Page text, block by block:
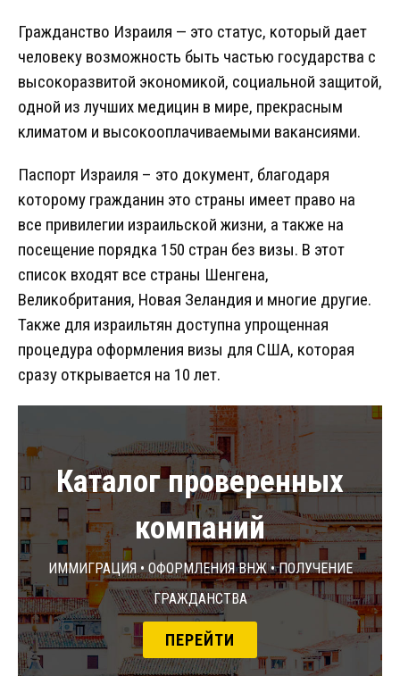
Гражданство Израиля — это статус, который дает
человеку возможность быть частью государства с
высокоразвитой экономикой, социальной защитой,
одной из лучших медицин в мире, прекрасным
климатом и высокооплачиваемыми вакансиями.
Паспорт Израиля – это документ, благодаря
которому гражданин это страны имеет право на
все привилегии израильской жизни, а также на
посещение порядка 150 стран без визы. В этот
список входят все страны Шенгена,
Великобритания, Новая Зеландия и многие другие.
Также для израильтян доступна упрощенная
процедура оформления визы для США, которая
сразу открывается на 10 лет.
Каталог проверенных
компаний
Иммиграция • Оформления ВНЖ • Получение
гражданства
ПЕРЕЙТИ